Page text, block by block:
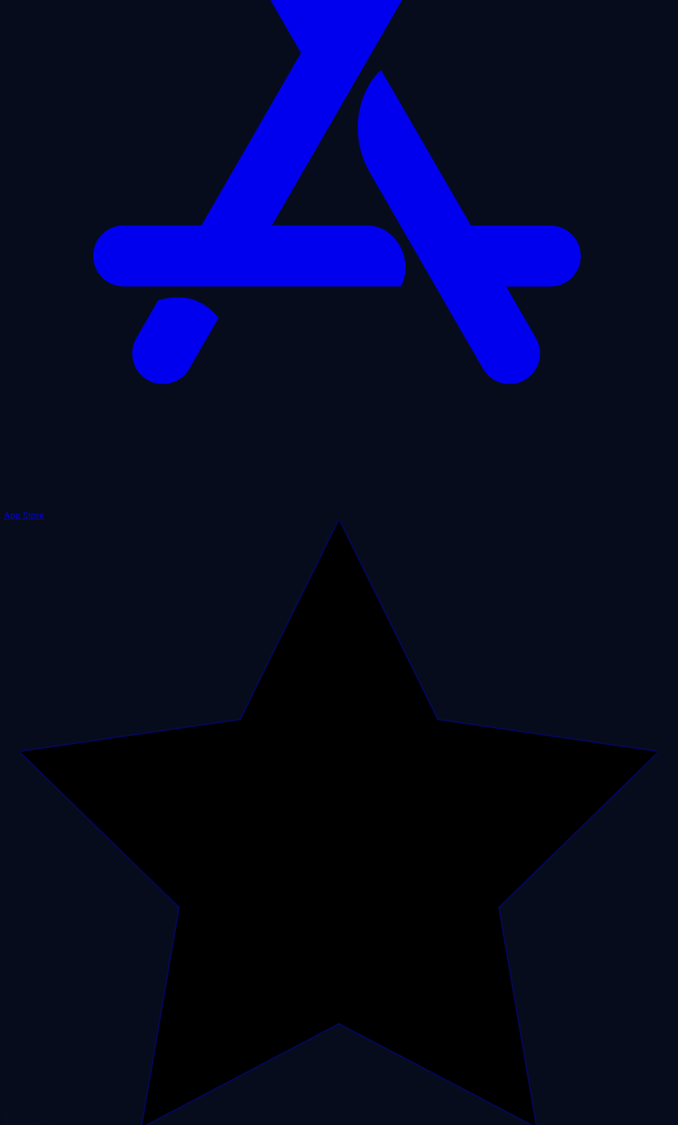
App Store